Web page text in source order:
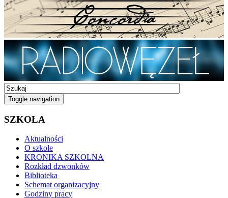
Toggle navigation
SZKOŁA
Aktualności
O szkole
KRONIKA SZKOLNA
Rozkład dzwonków
Biblioteka
Schemat organizacyjny
Godziny pracy